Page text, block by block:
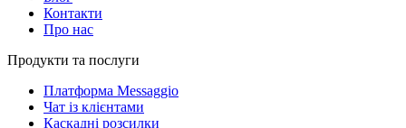
Контакти
Про нас
Продукти та послуги
Платформа Messaggio
Чат із клієнтами
Каскадні розсилки